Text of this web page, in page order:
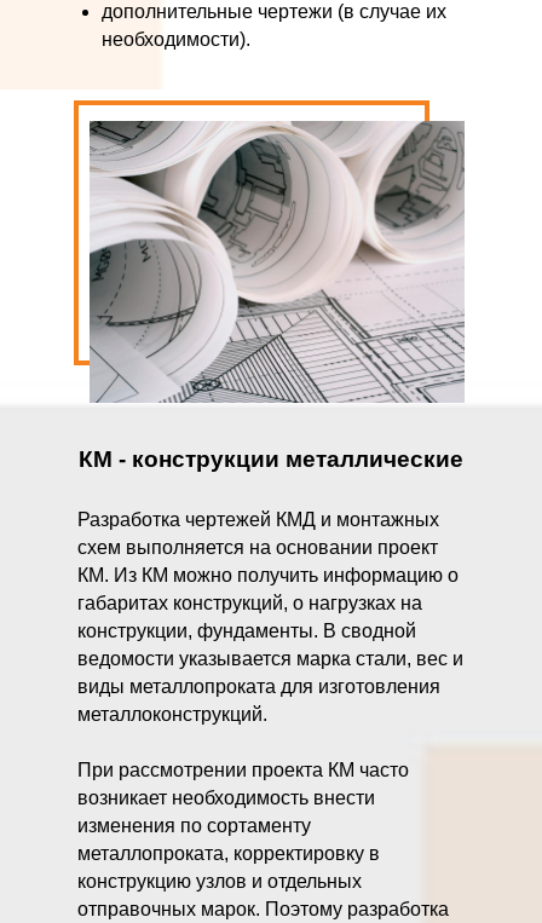
дополнительные чертежи (в случае их
необходимости).
Разработка чертежей КМД и монтажных
схем выполняется на основании проект
КМ. Из КМ можно получить информацию о
габаритах конструкций, о нагрузках на
конструкции, фундаменты. В сводной
ведомости указывается марка стали, вес и
виды металлопроката для изготовления
металлоконструкций.
При рассмотрении проекта КМ часто
возникает необходимость внести
изменения по сортаменту
металлопроката, корректировку в
конструкцию узлов и отдельных
отправочных марок. Поэтому разработка
КМ - конструкции металлические